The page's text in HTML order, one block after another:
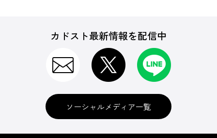
カドスト最新情報を配信中
ソーシャルメディア一覧